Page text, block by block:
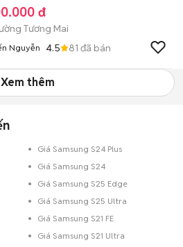
đ
Tương Mai
Nguyễn 4.5 81 đã bán
Xem thêm
Giá Samsung S24 Plus
Giá Samsung S24
Giá Samsung S25 Edge
Giá Samsung S25 Ultra
Giá Samsung S21 FE
Giá Samsung S21 Ultra